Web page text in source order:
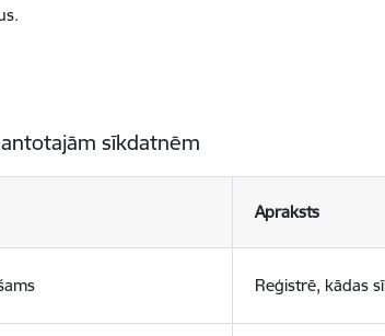
sīkdatnēm
Apraksts
Reģistrē, kādas